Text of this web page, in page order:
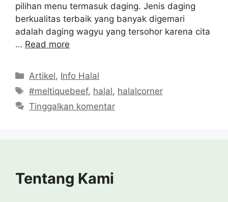
pilihan menu termasuk daging. Jenis daging
berkualitas terbaik yang banyak digemari
adalah daging wagyu yang tersohor karena cita
… Read more
Kategori
Artikel, Info Halal
Tag
#meltiquebeef, halal, halalcorner
Tinggalkan komentar
Tentang Kami